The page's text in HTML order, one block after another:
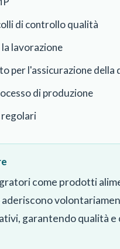
di controllo qualità
lavorazione
per l'assicurazione della
di produzione
regolari
come prodotti
garantendo qualità e